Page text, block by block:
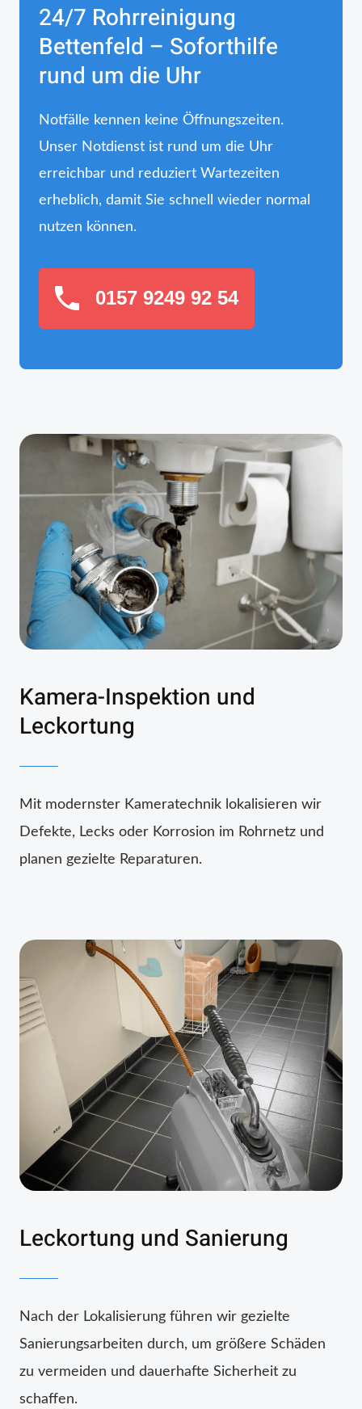
24/7 Rohrreinigung
Bettenfeld – Soforthilfe
rund um die Uhr
Notfälle kennen keine Öffnungszeiten.
Unser Notdienst ist rund um die Uhr
erreichbar und reduziert Wartezeiten
erheblich, damit Sie schnell wieder normal
nutzen können.
0157 9249 92 54
Kamera-Inspektion und
Leckortung
Mit modernster Kameratechnik lokalisieren wir
Defekte, Lecks oder Korrosion im Rohrnetz und
planen gezielte Reparaturen.
Leckortung und Sanierung
Nach der Lokalisierung führen wir gezielte
Sanierungsarbeiten durch, um größere Schäden
zu vermeiden und dauerhafte Sicherheit zu
schaffen.